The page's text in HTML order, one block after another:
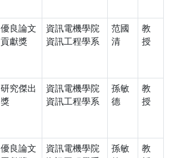
優良論文
貢獻獎
資訊電機學院
資訊工程學系
范國
清
教
授
研究傑出
獎
資訊電機學院
資訊工程學系
孫敏
德
教
授
優良論文
資訊電機學院
孫敏
教